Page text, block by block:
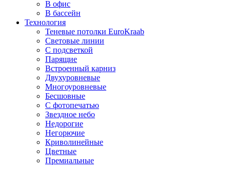
В офис
В бассейн
Технология
Теневые потолки EuroKraab
Световые линии
С подсветкой
Парящие
Встроенный карниз
Двухуровневые
Многоуровневые
Бесшовные
С фотопечатью
Звездное небо
Недорогие
Негорючие
Криволинейные
Цветные
Премиальные